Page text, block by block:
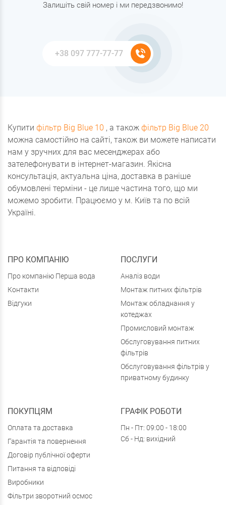
Залишіть свій номер і ми передзвонимо!
Купити фільтр Big Blue 10 , а також фільтр Big Blue 20
можна самостійно на сайті, також ви можете написати
нам у зручних для вас месенджерах або
зателефонувати в інтернет-магазин. Якісна
консультація, актуальна ціна, доставка в раніше
обумовлені терміни - це лише частина того, що ми
можемо зробити. Працюємо у м. Київ та по всій
Україні.
ПРО КОМПАНІЮ
Про компанію Перша вода
Контакти
Відгуки
ПОСЛУГИ
Аналіз води
Монтаж питних фільтрів
Монтаж обладнання у
котеджах
Промисловий монтаж
Обслуговування питних
фільтрів
Обслуговування фільтрів у
приватному будинку
ПОКУПЦЯМ
Оплата та доставка
Гарантія та повернення
Договір публічної оферти
Питання та відповіді
Виробники
Фільтри зворотний осмос
ГРАФІК РОБОТИ
Пн - Пт: 09:00 - 18:00
Сб - Нд: вихідний